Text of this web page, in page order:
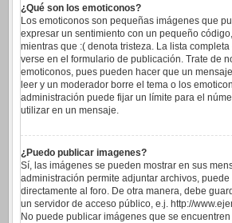
¿Qué son los emoticonos?
Los emoticonos son pequeñas imágenes que
expresar un sentimiento con un pequeño
mientras que :( denota tristeza. La lista
verse en el formulario de publicación. Trate de
emoticonos, pues pueden hacer que un
leer y un moderador borre el tema o los
administración puede fijar un límite para el
utilizar en un mensaje.
¿Puedo publicar imagenes?
Sí, las imágenes se pueden mostrar en sus
administración permite adjuntar archivos,
directamente al foro. De otra manera, debe
un servidor de acceso público, e.j. http://
No puede publicar imágenes que se